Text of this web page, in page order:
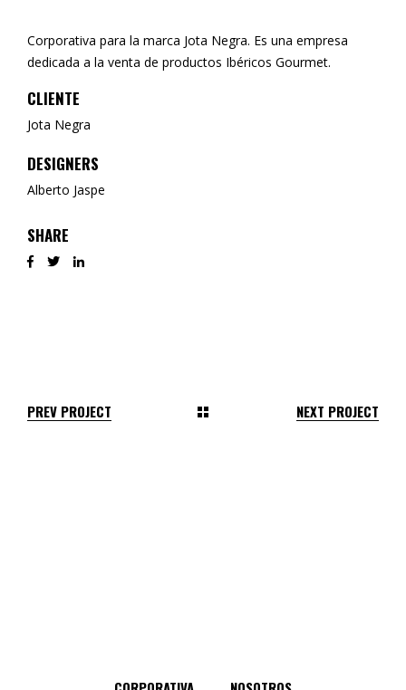
Corporativa para la marca Jota Negra. Es una empresa
dedicada a la venta de productos Ibéricos Gourmet.
CLIENTE
Jota Negra
DESIGNERS
Alberto Jaspe
SHARE
PREV PROJECT NEXT PROJECT